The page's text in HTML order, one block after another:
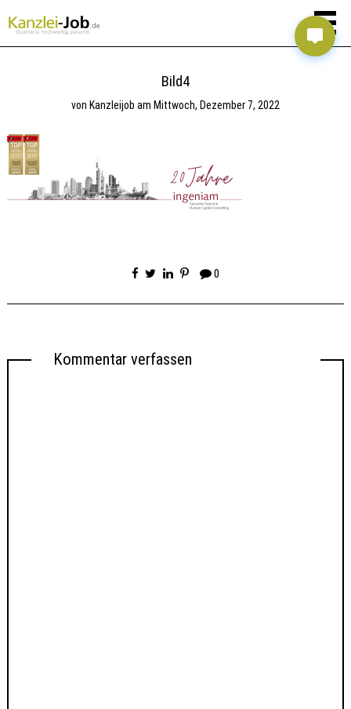
Bild4
von Kanzleijob am Mittwoch, Dezember 7, 2022
0
Kommentar verfassen